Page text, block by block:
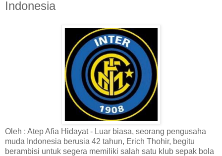
Indonesia
Oleh : Atep Afia Hidayat - Luar biasa, seorang pengusaha
muda Indonesia berusia 42 tahun, Erich Thohir, begitu
berambisi untuk segera memiliki salah satu klub sepak bola